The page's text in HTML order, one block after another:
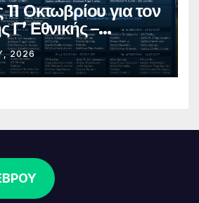
11 Οκτωβρίου για τον
Γ’ Εθνικής –
το πλήρες
2026